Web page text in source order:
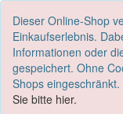
Dieser Online-Shop
Einkaufserlebnis.
Informationen oder
gespeichert. Ohne
Shops eingeschränkt.
Sie bitte hier.